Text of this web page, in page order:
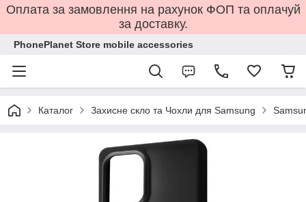
Оплата за замовлення на рахунок ФОП та оплачуй
за доставку.
PhonePlanet Store mobile accessories
Каталог Захисне скло та Чохли для Samsung